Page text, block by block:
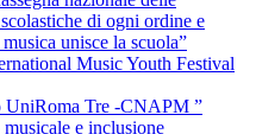
di ogni ordine e
unisce la scuola”
Music Youth Festival
UniRoma Tre -CNAPM ”
musicale e inclusione